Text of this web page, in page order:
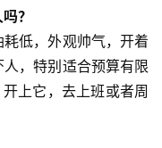
？
低，外观帅气，开着
，特别适合预算有限
上它，去上班或者周